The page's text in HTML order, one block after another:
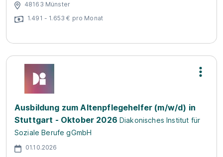
48163 Münster
1.491 - 1.653 € pro Monat
Ausbildung zum Altenpflegehelfer (m/w/d) in
Stuttgart - Oktober 2026 Diakonisches Institut für
Soziale Berufe gGmbH
01.10.2026